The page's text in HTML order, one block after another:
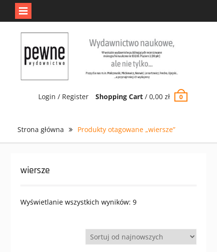
Login / Register Shopping Cart /0,00zł 0
Strona główna Produkty otagowane „wiersze”
wiersze
Wyświetlanie wszystkich wyników: 9